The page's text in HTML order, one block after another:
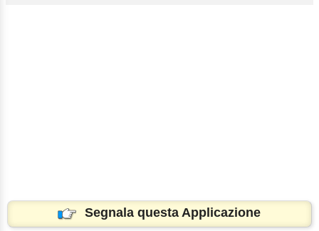
Segnala questa Applicazione